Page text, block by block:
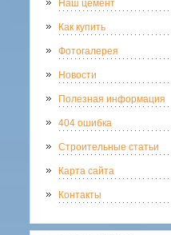
Наш цемент
Как купить
Фотогалерея
Новости
Полезная информация
404 ошибка
Строительные статьи
Карта сайта
Контакты